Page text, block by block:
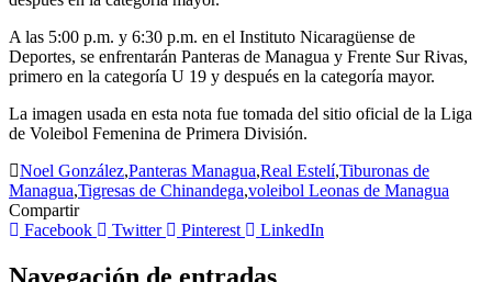
A las 5:00 p.m. y 6:30 p.m. en el Instituto Nicaragüense de
Deportes, se enfrentarán Panteras de Managua y Frente Sur Rivas,
primero en la categoría U 19 y después en la categoría mayor.
La imagen usada en esta nota fue tomada del sitio oficial de la Liga
de Voleibol Femenina de Primera División.
Noel González,Panteras Managua,Real Estelí,Tiburonas de
Managua,Tigresas de Chinandega,voleibol Leonas de Managua
Compartir
Facebook
Twitter Pinterest LinkedIn
Navegación de entradas